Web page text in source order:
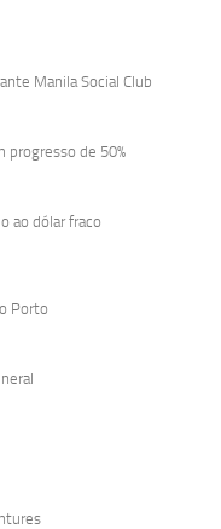
Manila Social Club
progresso de 50%
ao dólar fraco
Porto